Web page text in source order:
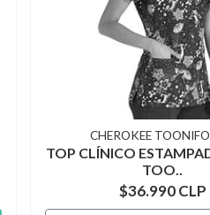
CHEROKEE
TOP CLÍNICO
TOO..
$36.990 CLP